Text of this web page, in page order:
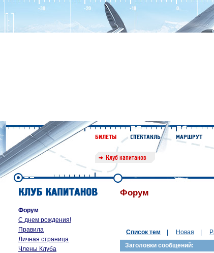
Форум
С днем рождения!
Правила
Личная страница
Члены Клуба
Форум
Список тем
Новая
Заголовки сообщений: